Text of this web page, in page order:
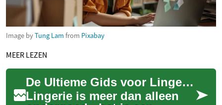
Image byTung Lam from Pixabay
MEER LEZEN
De Ultieme Gids voor Lingerie: Stijl, Comfort en Zelfvertrouwen
Lingerie is meer dan alleen